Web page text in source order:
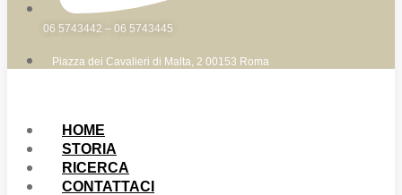
06 5743442 – 06 5743445
Piazza dei Cavalieri di Malta, 2 00153 Roma
HOME
STORIA
RICERCA
CONTATTACI